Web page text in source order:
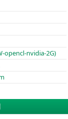
opencl-nvidia-2G)